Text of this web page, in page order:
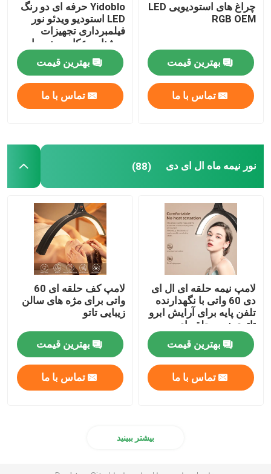
چراغ های استودیویی LED
RGB OEM
بهترین قیمت
تماس با ما
Yidoblo حرفه ای دو رنگ
LED استودیو ویدئو نور
فیلمبرداری تجهیزات
روشنایی عکاسی نور با
300W
بهترین قیمت
تماس با ما
نور نیمه ماه ال ای دی (88)
لامپ نیمه حلقه ای ال ای
دی 60 واتی با نگهدارنده
تلفن پایه برای آرایش ابرو
تاتوی نیمه حلقه ای
بهترین قیمت
تماس با ما
لامپ کف حلقه ای 60
واتی برای مژه های سالن
زیبایی تاتو
بهترین قیمت
تماس با ما
بیشتر ببینید